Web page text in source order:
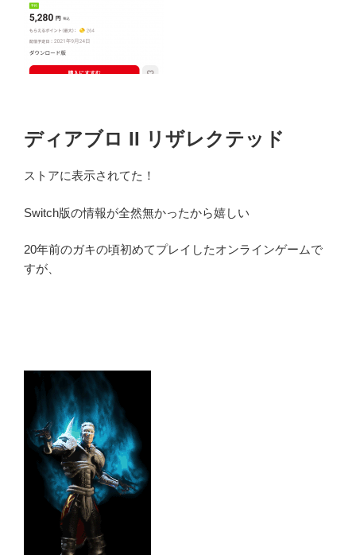
ディアブロ II リザレクテッド
ストアに表示されてた！
Switch版の情報が全然無かったから嬉しい
20年前のガキの頃初めてプレイしたオンラインゲームで
すが、